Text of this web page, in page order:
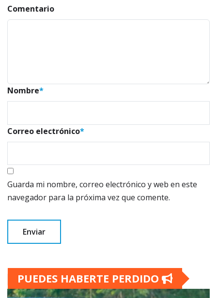
Comentario
Nombre*
Correo electrónico*
Guarda mi nombre, correo electrónico y web en este
navegador para la próxima vez que comente.
PUEDES HABERTE PERDIDO